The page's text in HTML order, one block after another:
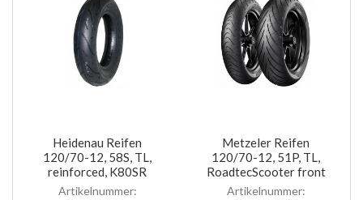
Heidenau Reifen
120/70-12, 58S, TL,
reinforced, K80SR
Artikelnummer:
Metzeler Reifen
120/70-12, 51P, TL,
RoadtecScooter front
Artikelnummer: